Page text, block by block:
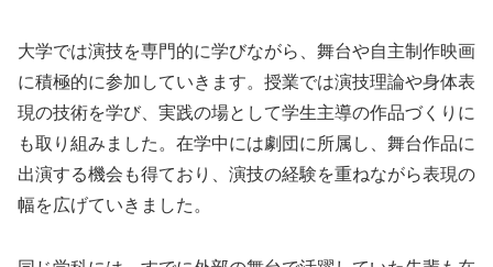
大学では演技を専門的に学びながら、舞台や自主制作映画
に積極的に参加していきます。授業では演技理論や身体表
現の技術を学び、実践の場として学生主導の作品づくりに
も取り組みました。在学中には劇団に所属し、舞台作品に
出演する機会も得ており、演技の経験を重ねながら表現の
幅を広げていきました。